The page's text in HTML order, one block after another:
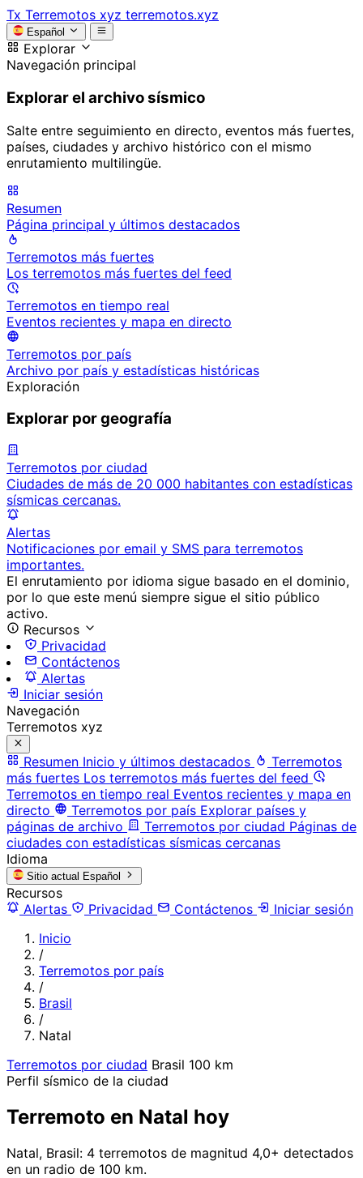
Tx Terremotos xyz terremotos.xyz
Español
Explorar
Navegación principal
Explorar el archivo sísmico
Salte entre seguimiento en directo, eventos más fuertes,
países, ciudades y archivo histórico con el mismo
enrutamiento multilingüe.
Resumen
Página principal y últimos destacados
Terremotos más fuertes
Los terremotos más fuertes del feed
Terremotos en tiempo real
Eventos recientes y mapa en directo
Terremotos por país
Archivo por país y estadísticas históricas
Exploración
Explorar por geografía
Terremotos por ciudad
Ciudades de más de 20 000 habitantes con estadísticas
sísmicas cercanas.
Alertas
Notificaciones por email y SMS para terremotos
importantes.
El enrutamiento por idioma sigue basado en el dominio,
por lo que este menú siempre sigue el sitio público
activo.
Recursos
Privacidad
Contáctenos
Alertas
Iniciar sesión
Navegación
Terremotos xyz
Resumen Inicio y últimos destacados
Terremotos
más fuertes Los terremotos más fuertes del feed
Terremotos en tiempo real Eventos recientes y mapa en
directo
Terremotos por país Explorar países y
páginas de archivo
Terremotos por ciudad Páginas de
ciudades con estadísticas sísmicas cercanas
Idioma
Sitio actual Español
Recursos
Alertas
Privacidad Contáctenos
Iniciar sesión
Inicio
/
Terremotos por país
/
Brasil
/
Natal
Terremotos por ciudad Brasil 100 km
Perfil sísmico de la ciudad
Terremoto en Natal hoy
Natal, Brasil: 4 terremotos de magnitud 4,0+ detectados
en un radio de 100 km.